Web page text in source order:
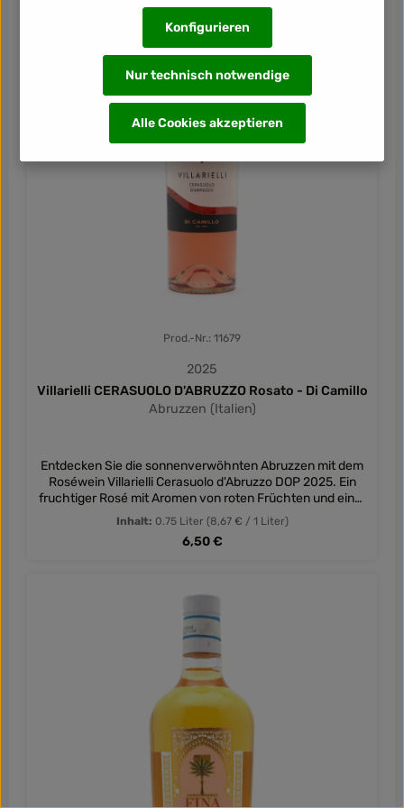
Prod.-Nr.: 11679
2025
Villarielli CERASUOLO D'ABRUZZO Rosato - Di Camillo
Abruzzen (Italien)
Entdecken Sie die sonnenverwöhnten Abruzzen mit dem
Roséwein Villarielli Cerasuolo d'Abruzzo DOP 2025. Ein
fruchtiger Rosé mit Aromen von roten Früchten und einer
verspielten Leichtigkeit!
Inhalt: 0.75 Liter (8,67 € / 1 Liter)
Regulärer Preis:
6,50 €
Nur technisch notwendige
Konfigurieren
Alle Cookies akzeptieren